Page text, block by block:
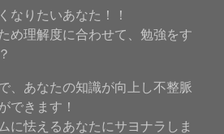
なりたいあなた！！
め理解度に合わせて、勉強をす
、あなたの知識が向上し不整脈
できます！
に怯えるあなたにサヨナラしま